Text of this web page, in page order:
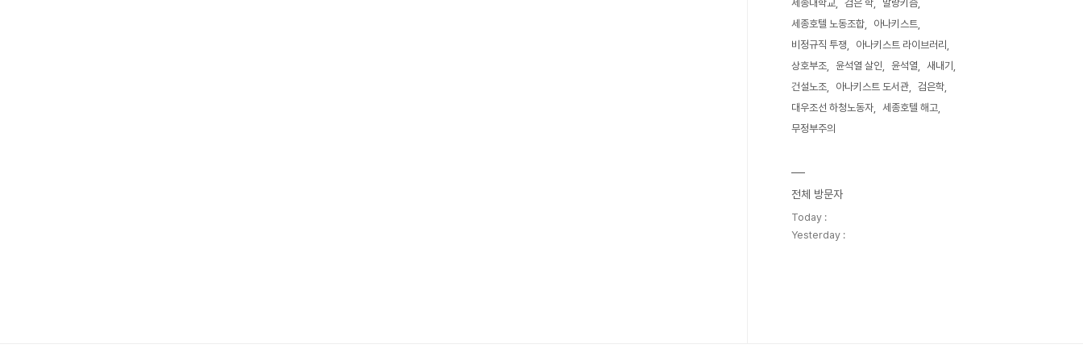
세종대학교 검은 학
말랑키즘
세종호텔 노동조합
아나키스트
비정규직 투쟁
아나키스트 라이브러리
상호부조
윤석열 살인 윤석열
새내기
건설노조
아나키스트 도서관
검은학
대우조선 하청노동자
세종호텔 해고
무정부주의
전체 방문자
Today :
Yesterday :